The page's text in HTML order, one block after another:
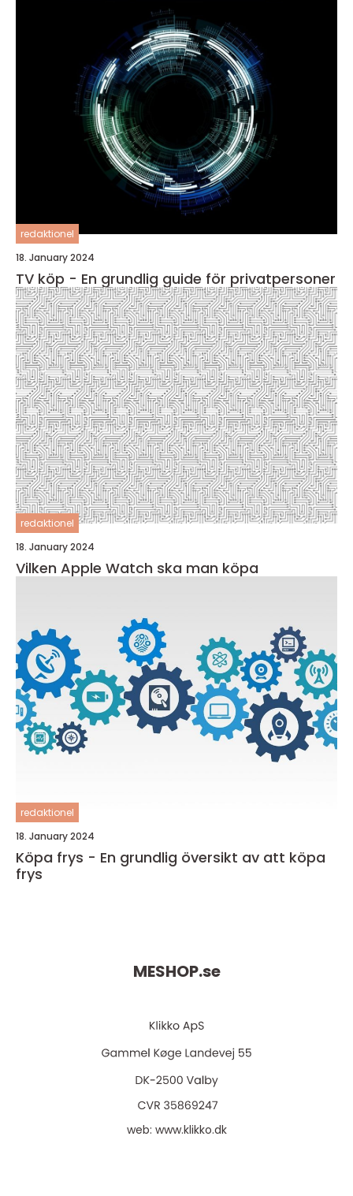
redaktionel
18. January 2024
TV köp - En grundlig guide för privatpersoner
redaktionel
18. January 2024
Vilken Apple Watch ska man köpa
redaktionel
18. January 2024
Köpa frys - En grundlig översikt av att köpa
frys
MESHOP.se
web: www.klikko.dk